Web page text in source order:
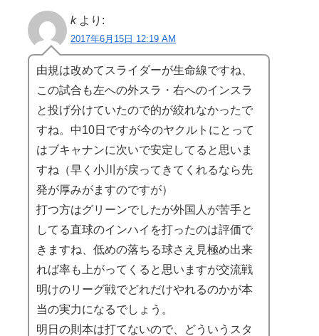
k より:
2017年6月15日 12:19 AM
由規は改めてスライダーが生命線ですね、
この試合も左への外スラ・右へのインスラ
と投げ分けていたので的が絞れなかったで
すね。中10日ですが今のヤクルトにとって
はブキャナンに次いで安定してると思いま
すね（早く小川が戻ってきてくれるなら先
発が厚みがますのですが）
打つ方はグリーンでしたが外国人が苦手と
してる直球のインハイを打ったのは評価で
きますね、低めの落ちる球さえ見極め出来
れば率も上がってくると思いますが交流戦
明けのリーグ戦でどれだけやれるのかが本
当の実力になるでしょう。
明日の則本は打てないので、どういうスタ